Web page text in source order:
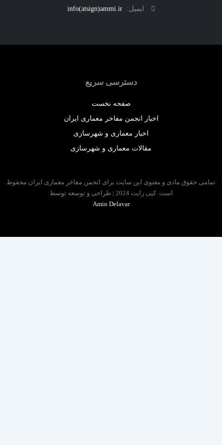
ایمیل:
info(atsign)ammi.ir
دسترسی سریع
صفحه نخست
اخبار انجمن مفاخر معماری ایران
اخبار معماری و شهرسازی
مقالات معماری و شهرسازی
حقوق مادی و معنوی این سایت برای انجمن مفاخر معماری ایران محفوظ
است. کپی رایت 2024 | طراحی و توسعه توسط
Amin Delavar